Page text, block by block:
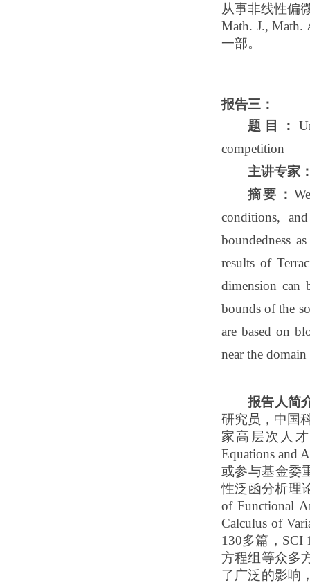
从事非线性偏
Math. J., Math.
一部。
报告三：
题目：
competition
主讲专家
摘要：
conditions,
boundedness
results of
dimension can
bounds of the
are based on
near the
报告人简
研究员，中国
家高层次人
Equations and
或参与基金委
性泛函分析理
of Functional
Calculus of
130多篇， SCI
方程组等众多
了广泛的影响